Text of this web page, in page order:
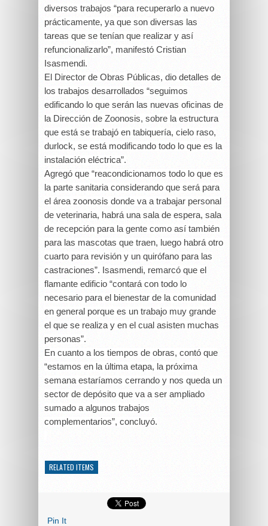
diversos trabajos “para recuperarlo a nuevo
prácticamente, ya que son diversas las
tareas que se tenían que realizar y así
refuncionalizarlo”, manifestó Cristian
Isasmendi.
El Director de Obras Públicas, dio detalles de
los trabajos desarrollados “seguimos
edificando lo que serán las nuevas oficinas de
la Dirección de Zoonosis, sobre la estructura
que está se trabajó en tabiquería, cielo raso,
durlock, se está modificando todo lo que es la
instalación eléctrica”.
Agregó que “reacondicionamos todo lo que es
la parte sanitaria considerando que será para
el área zoonosis donde va a trabajar personal
de veterinaria, habrá una sala de espera, sala
de recepción para la gente como así también
para las mascotas que traen, luego habrá otro
cuarto para revisión y un quirófano para las
castraciones”. Isasmendi, remarcó que el
flamante edificio “contará con todo lo
necesario para el bienestar de la comunidad
en general porque es un trabajo muy grande
el que se realiza y en el cual asisten muchas
personas”.
En cuanto a los tiempos de obras, contó que
“estamos en la última etapa, la próxima
semana estaríamos cerrando y nos queda un
sector de depósito que va a ser ampliado
sumado a algunos trabajos
complementarios”, concluyó.
RELATED ITEMS
Pin It